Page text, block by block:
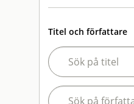
Titel och författare